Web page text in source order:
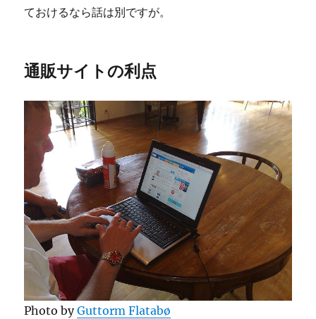
ておけるなら話は別ですが。
通販サイトの利点
Photo byGuttorm Flatabø